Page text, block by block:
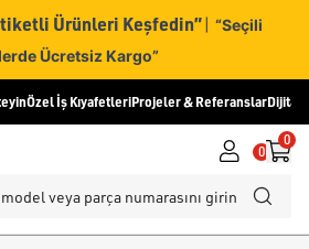
Ürünleri Keşfedin” | “Seçili
Ücretsiz Kargo”
Özel İş KıyafetleriProjeler & ReferanslarDijital
0
0